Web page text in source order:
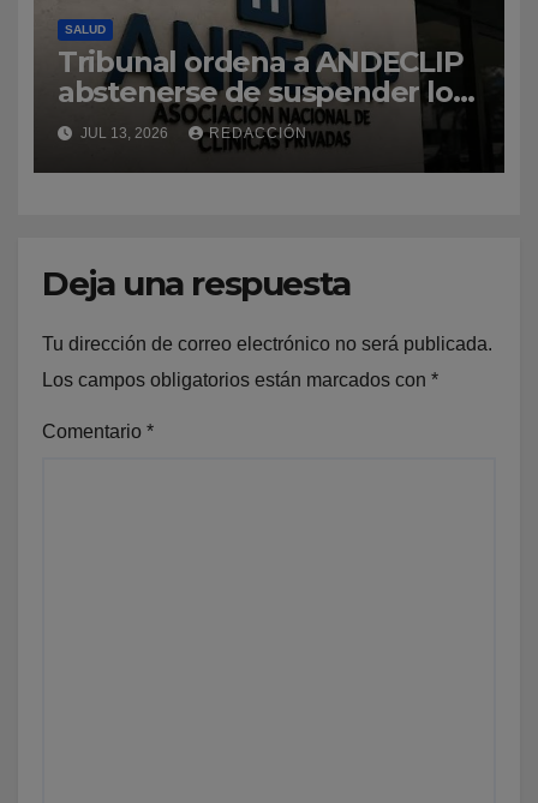
SALUD
Tribunal ordena a ANDECLIP
abstenerse de suspender los
servicios a afiliados, tras
solicitud de la DIDA
JUL 13, 2026 REDACCIÓN
Deja una respuesta
Tu dirección de correo electrónico no será publicada.
Los campos obligatorios están marcados con *
Comentario *